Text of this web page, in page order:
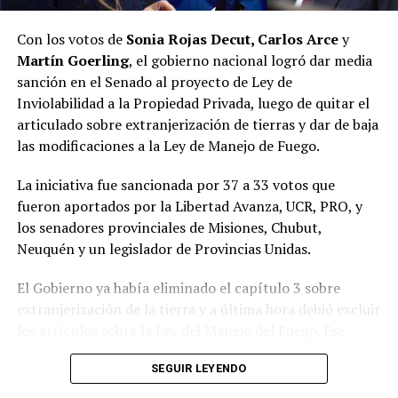
interpretar lo que la sociedad estaba demandando, y hay
Pastori sostuvo que “la Renovación caducó de un día
para el otro” y que Encuentro Misionero, el sello con el
que Rovira reemplazó al Partido de la Concordia Social,
“duró dos meses”; y que “en esa obligación de volver a
generar una política buena, que interprete a la gente y
que Viene, que busca la reelección del gobernador
Passalacqua en 2027.
Volver a los 17
El nuevo bloque, bautizado Por lo que viene, al que
espacio;Arabela Soler,Rudi Bundziak
Roque
Soboczinski,Hugo Benítez,Carmen Méndez Azón
Con los votos de Sonia Rojas Decut, Carlos Arcey
Martín Goerling, el gobierno nacional logró dar media
sanción en el Senado al proyecto de Ley de
Inviolabilidad a la Propiedad Privada, luego de quitar el
articulado sobre extranjerización de tierras y dar de baja
las modificaciones a la Ley de Manejo de Fuego.
La iniciativa fue sancionada por 37 a 33 votos que
fueron aportados por la Libertad Avanza, UCR, PRO, y
los senadores provinciales de Misiones, Chubut,
Neuquén y un legislador de Provincias Unidas.
El Gobierno ya había eliminado el capítulo 3 sobre
extranjerización de la tierra y a última hora debió excluir
respaldo se obtuvo con los21 votos de La Libertad
9 de la UCR,3 del PRO, los dos senadores
SEGUIR LEYENDO